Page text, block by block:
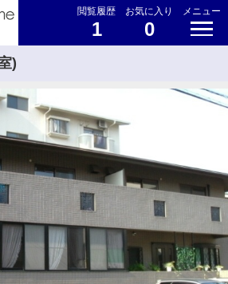
閲覧履歴
1
お気に入り
0
メニュー
)